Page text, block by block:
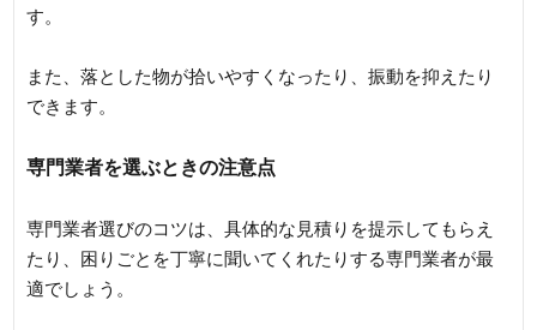
す。
また、落とした物が拾いやすくなったり、振動を抑えたり
できます。
専門業者を選ぶときの注意点
専門業者選びのコツは、具体的な見積りを提示してもらえ
たり、困りごとを丁寧に聞いてくれたりする専門業者が最
適でしょう。